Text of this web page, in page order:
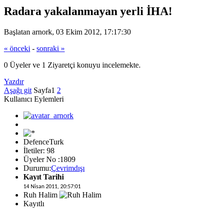
Radara yakalanmayan yerli İHA!
Başlatan arnork, 03 Ekim 2012, 17:17:30
« önceki - sonraki »
0 Üyeler ve 1 Ziyaretçi konuyu incelemekte.
Yazdır
Aşağı git Sayfa1 2
Kullanıcı Eylemleri
DefenceTurk
İletiler: 98
Üyeler No :1809
Durumu:Çevrimdışı
Kayıt Tarihi
14 Nisan 2011, 20:57:01
Ruh Halim
Kayıtlı